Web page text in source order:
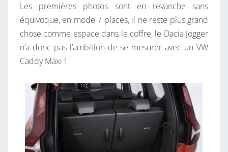
U
R
7
P
C
S
B
E
Les premières photos sont en revanche sans
équivoque, en mode 7 places, il ne reste plus grand
chose comme espace dans le coffre, le Dacia Jogger
n’a donc pas l’ambition de se mesurer avec un VW
Caddy Maxi !